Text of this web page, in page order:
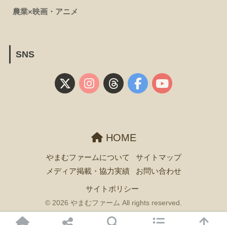
農業×映画・アニメ
SNS
HOME
やまむファームについて
サイトマップ
メディア掲載・協力実績
お問い合わせ
サイトポリシー
© 2026 やまむファーム All rights reserved.